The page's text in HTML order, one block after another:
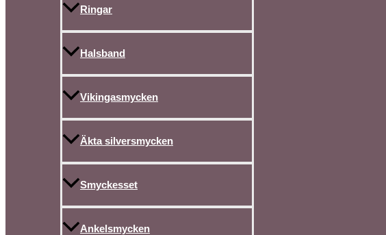
Ringar
Halsband
Vikingasmycken
Äkta silversmycken
Smyckesset
Ankelsmycken